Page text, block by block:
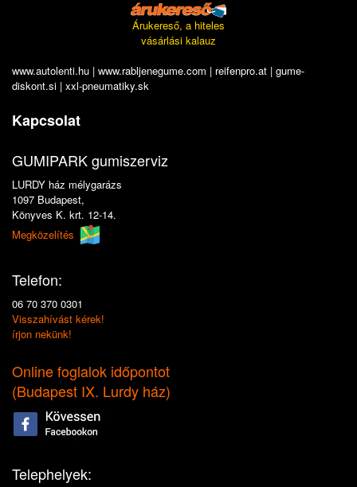
Árukereső, a hiteles
vásárlási kalauz
www.autolenti.hu | www.rabljenegume.com | reifenpro.at | gume-
diskont.si | xxl-pneumatiky.sk
Kapcsolat
GUMIPARK gumiszerviz
LURDY ház mélygarázs
1097 Budapest,
Könyves K. krt. 12-14.
Megközelítés
Telefon:
06 70 370 0301
Visszahívást kérek!
írjon nekünk!
Online foglalok időpontot
(Budapest IX. Lurdy ház)
Telephelyek: